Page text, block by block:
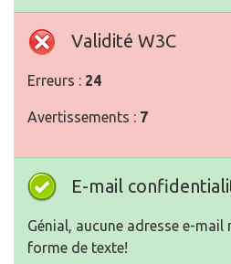
Validité W3C
Erreurs : 24
Avertissements : 7
E-mail
Génial, aucune adresse e-
forme de texte!